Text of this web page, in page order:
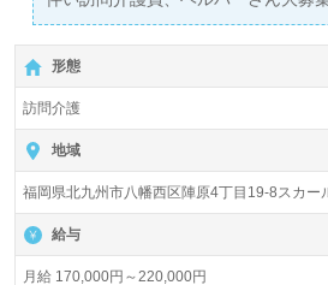
務ＯＫ！
形態
訪問介護
地域
福岡県北九州市八幡西区陣原4丁目19-8スカー
給与
月給 170,000円～220,000円